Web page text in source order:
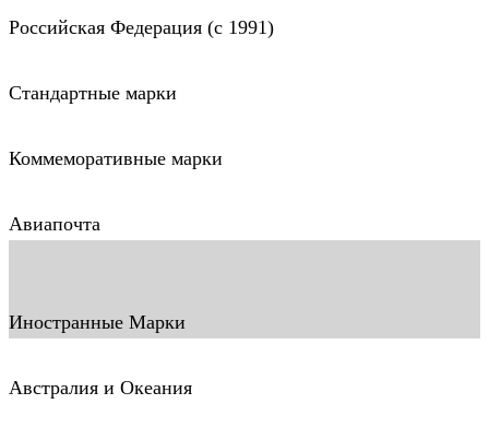
Российская Федерация (c 1991)
Стандартные марки
Коммеморативные марки
Авиапочта
Иностранные Марки
Австралия и Океания